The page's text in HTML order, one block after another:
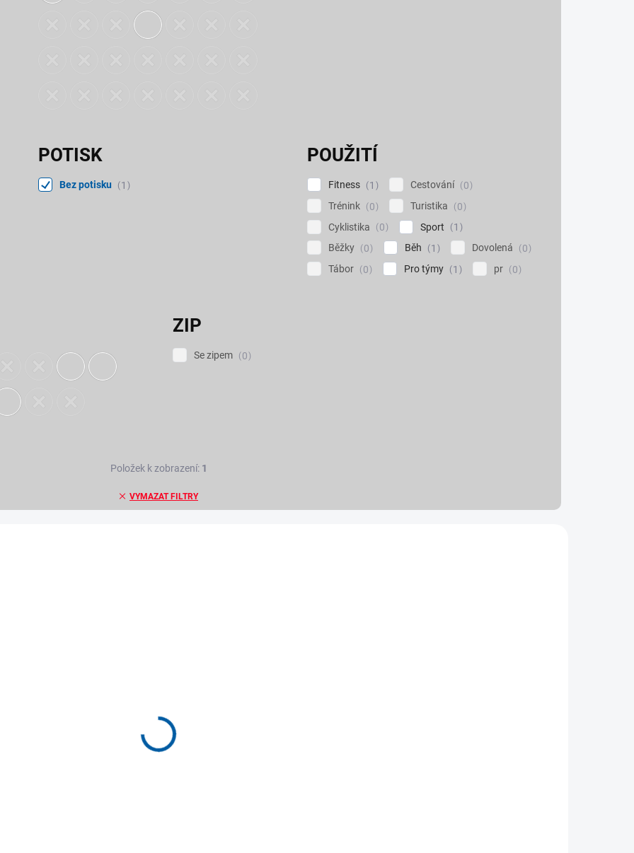
POTISK
Bez potisku 1
POUŽITÍ
Fitness 1 Cestování
0
Trénink
0 Turistika
0
Cyklistika
0 Sport
1
Běžky
0 Běh 1 Dovolená
0
Tábor
0 Pro týmy 1 pr 0
ZIP
Se zipem 0
VYMAZAT FILTRY
Položek k zobrazení: 1